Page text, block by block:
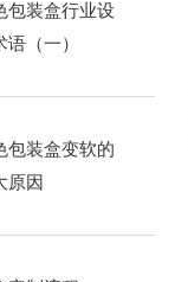
包装盒行业设
语（一）
包装盒变软的
原因